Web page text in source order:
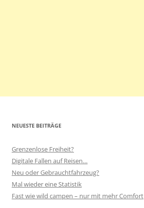
NEUESTE BEITRÄGE
Grenzenlose Freiheit?
Digitale Fallen auf Reisen…
Neu oder Gebrauchtfahrzeug?
Mal wieder eine Statistik
Fast wie wild campen – nur mit mehr Comfort